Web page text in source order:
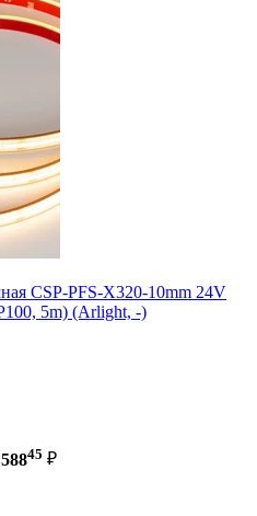
CSP-PFS-X320-10mm 24V
5m) (Arlight, -)
45 ₽